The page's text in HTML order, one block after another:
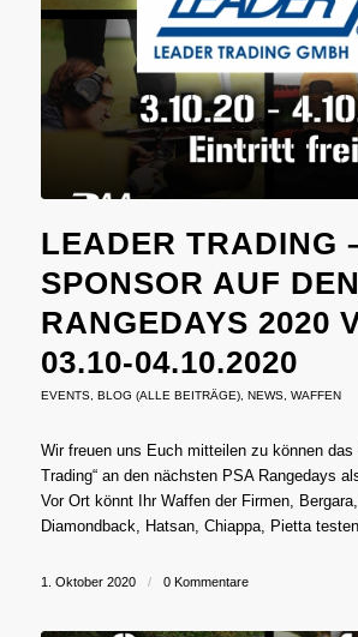
LEADER TRADING
SPONSOR AUF
RANGEDAYS 2020
03.10-04.10.2020
EVENTS, BLOG (ALLE BEITRÄGE), NEWS, WAFFEN
Wir freuen uns Euch mitteilen zu können das
Trading“ an den nächsten PSA Rangedays
Vor Ort könnt Ihr Waffen der Firmen, Bergara,
Diamondback, Hatsan, Chiappa, Pietta
1. Oktober 2020 / 0 Kommentare